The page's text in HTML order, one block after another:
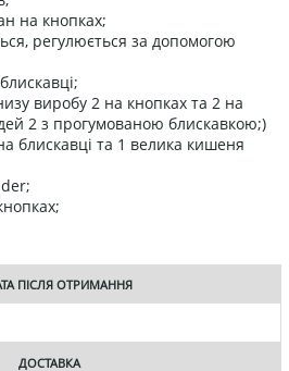
на кнопках;
регулюється за допомогою
виробу 2 на кнопках та 2 на
2 з прогумованою блискавкою;)
блискавці та 1 велика кишеня
ПІСЛЯ ОТРИМАННЯ
ДОСТАВКА